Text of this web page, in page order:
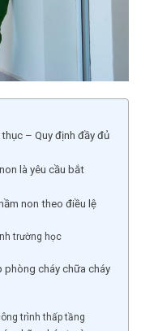
– Quy định đầy đủ
là yêu cầu bắt
non theo điều lệ
trường học
phòng cháy chữa cháy
trình thấp tầng